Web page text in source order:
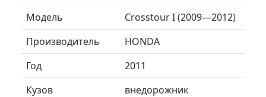
Модель
Crosstour I (2009—2012)
Производитель
HONDA
Год
2011
Кузов
внедорожник